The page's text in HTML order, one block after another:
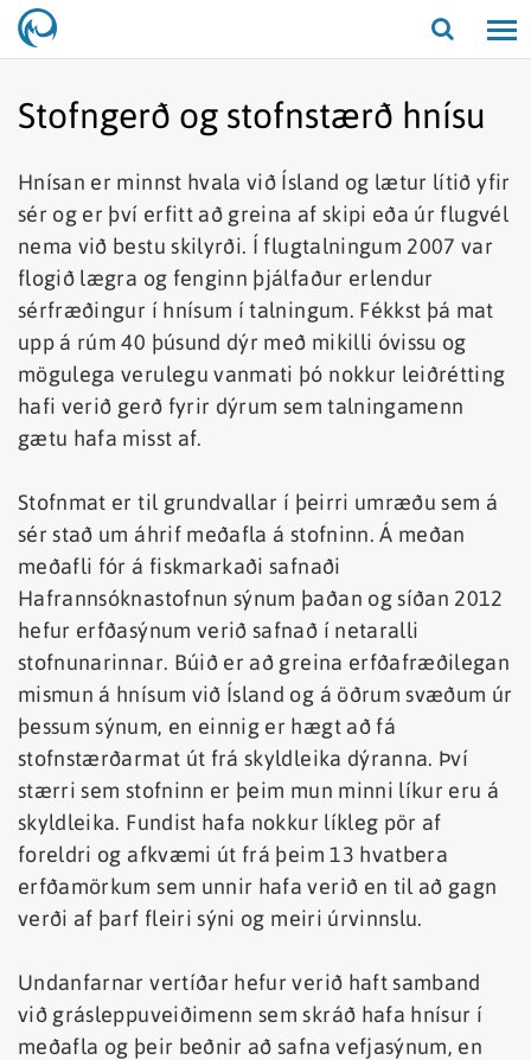
Opna/
Stofngerð og stofnstærð hnísu
Hnísan er minnst hvala við Ísland og lætur lítið yfir
sér og er því erfitt að greina af skipi eða úr flugvél
nema við bestu skilyrði. Í flugtalningum 2007 var
flogið lægra og fenginn þjálfaður erlendur
sérfræðingur í hnísum í talningum. Fékkst þá mat
upp á rúm 40 þúsund dýr með mikilli óvissu og
mögulega verulegu vanmati þó nokkur leiðrétting
hafi verið gerð fyrir dýrum sem talningamenn
gætu hafa misst af.
Stofnmat er til grundvallar í þeirri umræðu sem á
sér stað um áhrif meðafla á stofninn. Á meðan
meðafli fór á fiskmarkaði safnaði
Hafrannsóknastofnun sýnum þaðan og síðan 2012
hefur erfðasýnum verið safnað í netaralli
stofnunarinnar. Búið er að greina erfðafræðilegan
mismun á hnísum við Ísland og á öðrum svæðum úr
þessum sýnum, en einnig er hægt að fá
stofnstærðarmat út frá skyldleika dýranna. Því
stærri sem stofninn er þeim mun minni líkur eru á
skyldleika. Fundist hafa nokkur líkleg pör af
foreldri og afkvæmi út frá þeim 13 hvatbera
erfðamörkum sem unnir hafa verið en til að gagn
verði af þarf fleiri sýni og meiri úrvinnslu.
Undanfarnar vertíðar hefur verið haft samband
við grásleppuveiðimenn sem skráð hafa hnísur í
meðafla og þeir beðnir að safna vefjasýnum, en